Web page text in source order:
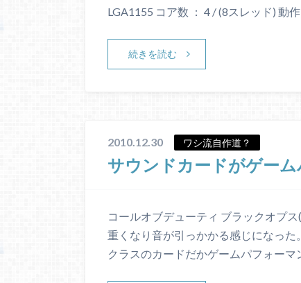
LGA1155 コア数 ： 4 / (8スレッド) 動
続きを読む
2010.12.30 ワシ流自作道？
サウンドカードがゲー
コールオブデューティ ブラックオプ
重くなり音が引っかかる感じになっ
クラスのカードだかゲームパフォーマ